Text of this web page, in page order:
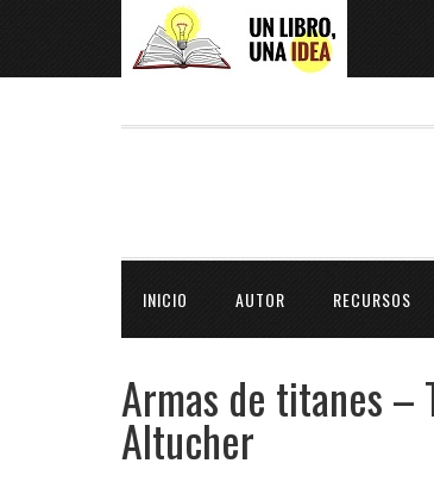
INICIO AUTOR RECURSOS
Armas de titanes –
Altucher